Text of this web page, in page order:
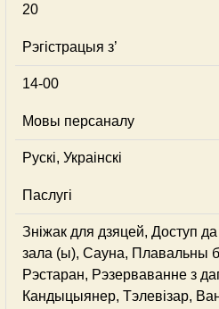
20
Рэгістрацыя з’
14-00
Мовы персаналу
Рускі, Украінскі
Паслугі
Зніжак для дзяцей, Доступ
зала (ы), Сауна, Плавальны
Рэстаран, Рэзерваванне з
Кандыцыянер, Тэлевізар,